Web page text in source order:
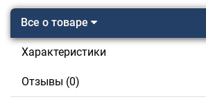
Все о товаре
Характеристики
Отзывы (0)